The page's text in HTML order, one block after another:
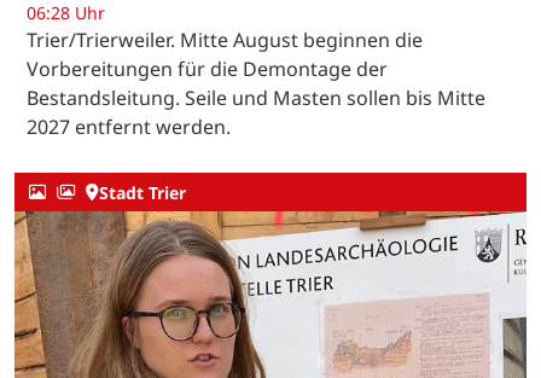
06:28 Uhr
Trier/Trierweiler. Mitte August beginnen die
Vorbereitungen für die Demontage der
Bestandsleitung. Seile und Masten sollen bis Mitte
2027 entfernt werden.
Stadt Trier